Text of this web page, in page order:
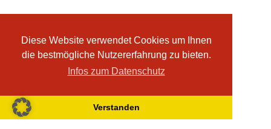
Diese Website verwendet Cookies um Ihnen
die bestmögliche Nutzererfahrung zu bieten.
Infos zum Datenschutz
Verstanden